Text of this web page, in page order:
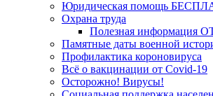
Юридическая помощь
Охрана труда
Полезная информация
Памятные даты военной
Профилактика короновируса
Всё о вакцинации от Covid-19
Осторожно! Вирусы!